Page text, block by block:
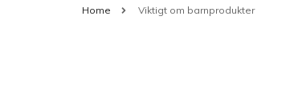
Home Viktigt om barnprodukter